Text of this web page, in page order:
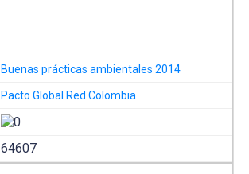
Buenas prácticas ambientales 2014
Pacto Global Red Colombia
64607